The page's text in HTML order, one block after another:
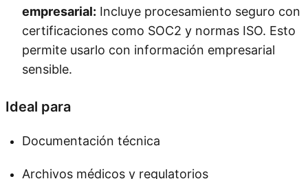
empresarial: Incluye procesamiento seguro con
certificaciones como SOC2 y normas ISO. Esto
permite usarlo con información empresarial
sensible.
Ideal para
Documentación técnica
Archivos médicos y regulatorios